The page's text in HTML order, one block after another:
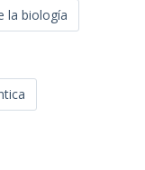
la biología